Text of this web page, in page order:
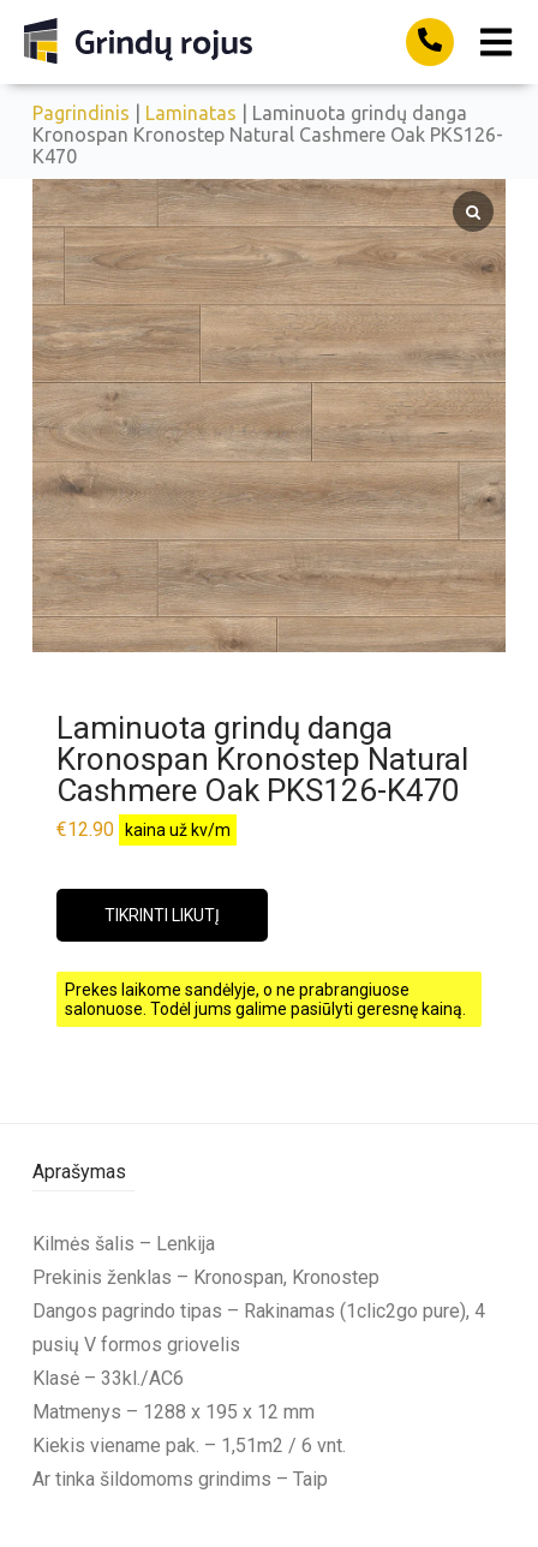
Pagrindinis Laminatas | Laminuota grindų danga
Kronospan Kronostep Natural Cashmere Oak PKS126-
K470
Laminuota grindų danga
Kronospan Kronostep Natural
Cashmere Oak PKS126-K470
€12.90 kaina už kv/m
TIKRINTI LIKUTĮ
Prekes laikome sandėlyje, o ne prabrangiuose
salonuose. Todėl jums galime pasiūlyti geresnę kainą.
Aprašymas
Kilmės šalis – Lenkija
Prekinis ženklas – Kronospan, Kronostep
Dangos pagrindo tipas – Rakinamas (1clic2go pure), 4
pusių V formos griovelis
Klasė – 33kl./AC6
Matmenys – 1288 x 195 x 12 mm
Kiekis viename pak. – 1,51m2 / 6 vnt.
Ar tinka šildomoms grindims – Taip